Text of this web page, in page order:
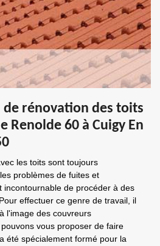
rénovation des toits
Renolde 60 à Cuigy En
les toits sont toujours
problèmes de fuites et
incontournable de procéder à des
effectuer ce genre de travail, il
l'image des couvreurs
vous proposer de faire
été spécialement formé pour la